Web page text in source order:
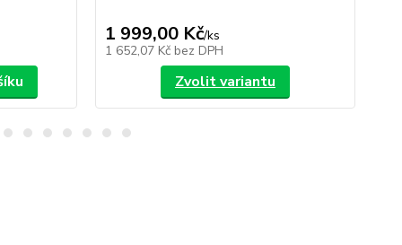
1 999,00 Kč/ks
1 652,07 Kč bez DPH
Zvolit variantu